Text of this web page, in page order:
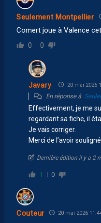
Seulement Montpellier
Comert joue à Valence
0 0
Javary 20 mai 2026
En réponse à
Effectivement, je me
regardant sa fiche, il
Je vais corriger.
Merci de l’avoir
Dernière édition il y a 2
1 0
Couteur 20 mai 2026